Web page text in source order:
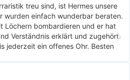
treu sind, ist Hermes unsere
wurden einfach wunderbar beraten.
Löchern bombardieren und er hat
Verständnis erklärt und zugehört.
jederzeit ein offenes Ohr. Besten